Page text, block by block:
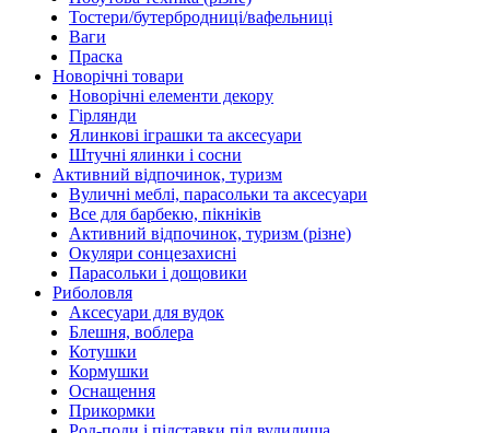
Тостери/бутербродниці/вафельниці
Ваги
Праска
Новорічні товари
Новорічні елементи декору
Гірлянди
Ялинкові іграшки та аксесуари
Штучні ялинки і сосни
Активний відпочинок, туризм
Вуличні меблі, парасольки та аксесуари
Все для барбекю, пікніків
Активний відпочинок, туризм (різне)
Окуляри сонцезахисні
Парасольки і дощовики
Риболовля
Аксесуари для вудок
Блешня, воблера
Котушки
Кормушки
Оснащення
Прикормки